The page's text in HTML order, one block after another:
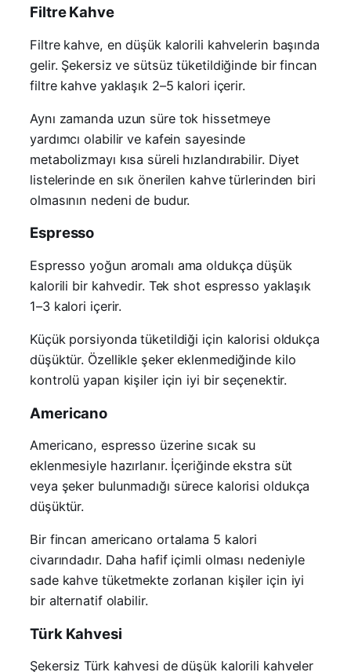
Filtre Kahve
Filtre kahve, en düşük kalorili kahvelerin başında
gelir. Şekersiz ve sütsüz tüketildiğinde bir fincan
filtre kahve yaklaşık 2–5 kalori içerir.
Aynı zamanda uzun süre tok hissetmeye
yardımcı olabilir ve kafein sayesinde
metabolizmayı kısa süreli hızlandırabilir. Diyet
listelerinde en sık önerilen kahve türlerinden biri
olmasının nedeni de budur.
Espresso
Espresso yoğun aromalı ama oldukça düşük
kalorili bir kahvedir. Tek shot espresso yaklaşık
1–3 kalori içerir.
Küçük porsiyonda tüketildiği için kalorisi oldukça
düşüktür. Özellikle şeker eklenmediğinde kilo
kontrolü yapan kişiler için iyi bir seçenektir.
Americano
Americano, espresso üzerine sıcak su
eklenmesiyle hazırlanır. İçeriğinde ekstra süt
veya şeker bulunmadığı sürece kalorisi oldukça
düşüktür.
Bir fincan americano ortalama 5 kalori
civarındadır. Daha hafif içimli olması nedeniyle
sade kahve tüketmekte zorlanan kişiler için iyi
bir alternatif olabilir.
Türk Kahvesi
Şekersiz Türk kahvesi de düşük kalorili kahveler